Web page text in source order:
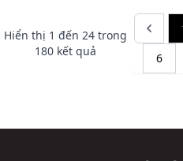
Hiển thị 1 đến24 trong
180 kết quả
6